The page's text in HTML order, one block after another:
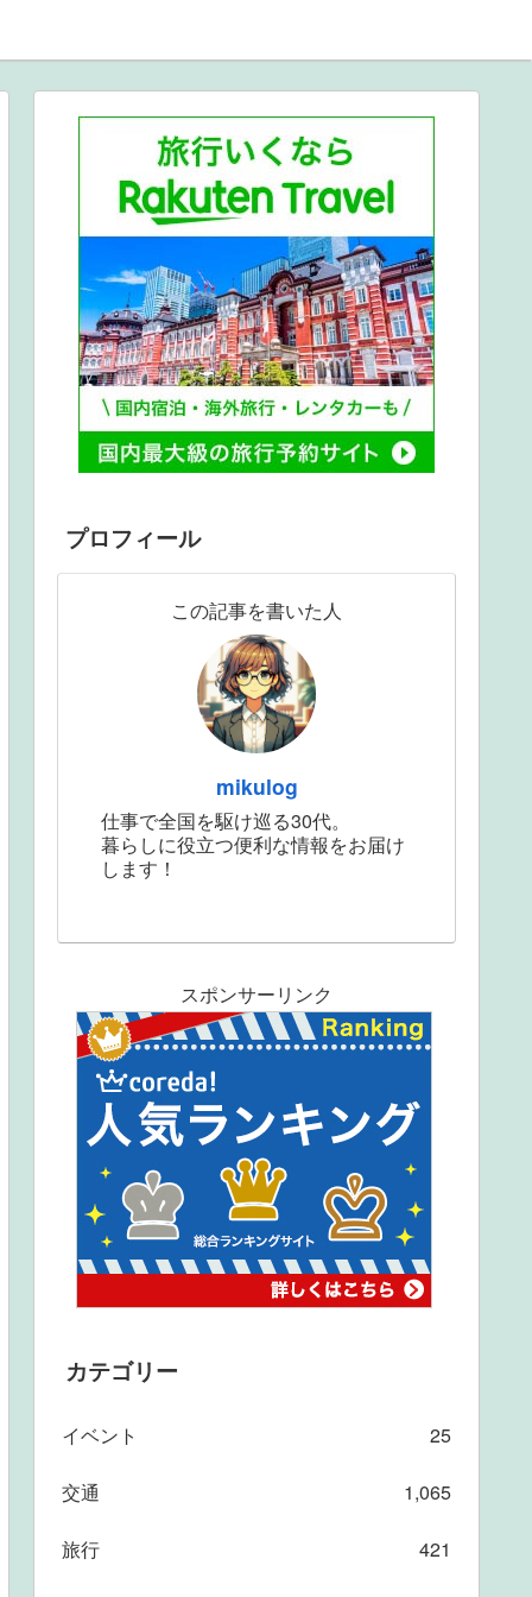
プロフィール
この記事を書いた人
mikulog
仕事で全国を駆け巡る30代。
暮らしに役立つ便利な情報をお届け
します！
スポンサーリンク
カテゴリー
イベント 25
交通 1,065
旅行 421